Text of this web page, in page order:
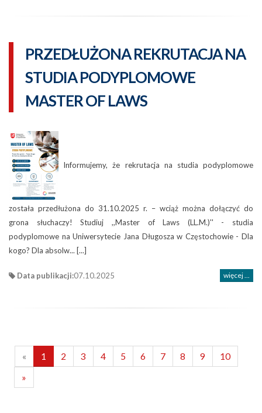
PRZEDŁUŻONA REKRUTACJA NA
STUDIA PODYPLOMOWE
MASTER OF LAWS
Informujemy, że rekrutacja na studia podyplomowe
została przedłużona do 31.10.2025 r. – wciąż można dołączyć do
grona słuchaczy! Studiuj ,,Master of Laws (LL.M.)'' - studia
podyplomowe na Uniwersytecie Jana Długosza w Częstochowie - Dla
kogo? Dla absolw... [...]
Data publikacji:07.10.2025 więcej ...
« 1 2 3 4 5 6 7 8 9
10
»